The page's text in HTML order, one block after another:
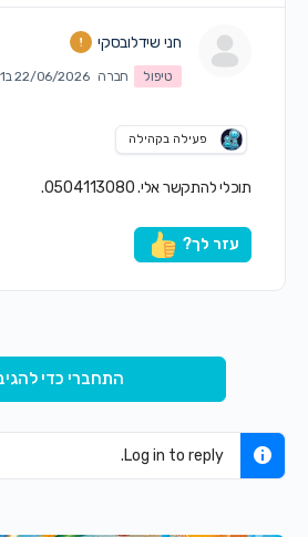
חני שידלובסקי
טיפול חברה 22/06/2026 ב1:01 am
פעילה בקהילה
תוכלי להתקשר אלי. 0504113080.
עזר לך?
התחברי כדי להגיב
Log in to reply.